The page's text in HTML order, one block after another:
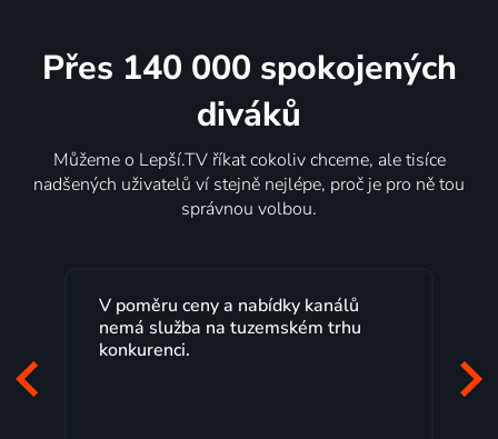
Přes 140 000 spokojených
diváků
Můžeme o Lepší.TV říkat cokoliv chceme, ale tisíce
nadšených uživatelů ví stejně nejlépe, proč je pro ně tou
správnou volbou.
Lepší.TV sleduji už několik let s
maximální spokojeností. Velký výběr
programů a nemuset běžet k TV na